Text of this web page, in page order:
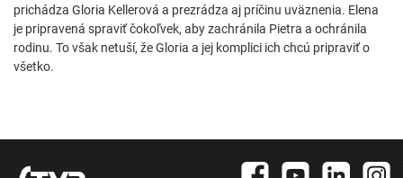
prichádza Gloria Kellerová a prezrádza aj príčinu uväznenia. Elena
je pripravená spraviť čokoľvek, aby zachránila Pietra a ochránila
rodinu. To však netuší, že Gloria a jej komplici ich chcú pripraviť o
všetko.